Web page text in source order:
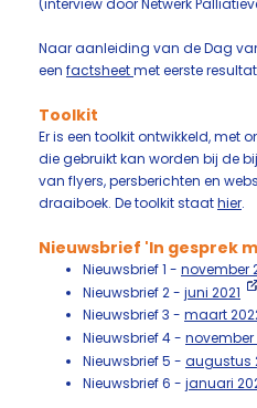
Naar aanleiding van de Dag
een factsheetmet eerste
Toolkit
Er is een toolkit ontwikkeld, met
die gebruikt kan worden bij de
van flyers, persberichten en
draaiboek. De toolkit staathier.
Nieuwsbrief 'In gesprek
Nieuwsbrief 1 - november
Nieuwsbrief 2 - juni 2021
Nieuwsbrief 3 - maart
Nieuwsbrief 4 - november
Nieuwsbrief 5 - augustus
Nieuwsbrief 6 - januari